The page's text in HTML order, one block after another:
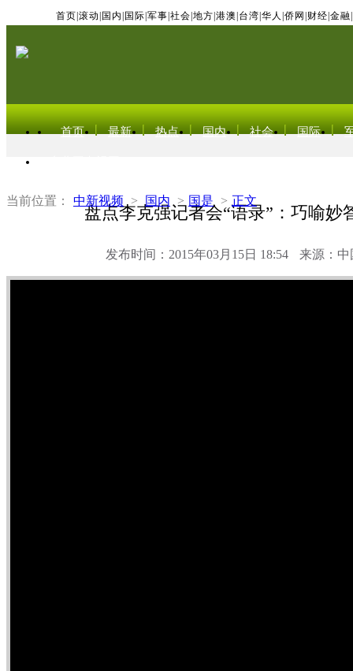
首页 滚动 国内 国际 军事 社会 地方 港澳 台湾 华人 侨网 财经 金融
首页 最新 热点 国内 社会 国际
当前位置： 中新视频 > 国内 > 国是 > 正文
盘点李克强记者会“语录”：巧喻妙
发布时间：2015年03月15日 18:54 来源：中